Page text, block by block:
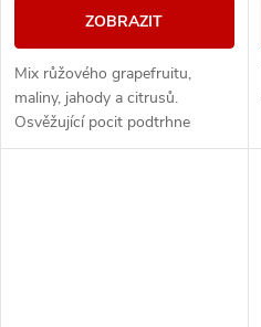
ZOBRAZIT
Mix růžového grapefruitu,
maliny, jahody a citrusů.
Osvěžující pocit podtrhne
jemný "cooling".